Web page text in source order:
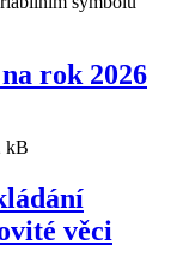
rok 2026
kB
věci